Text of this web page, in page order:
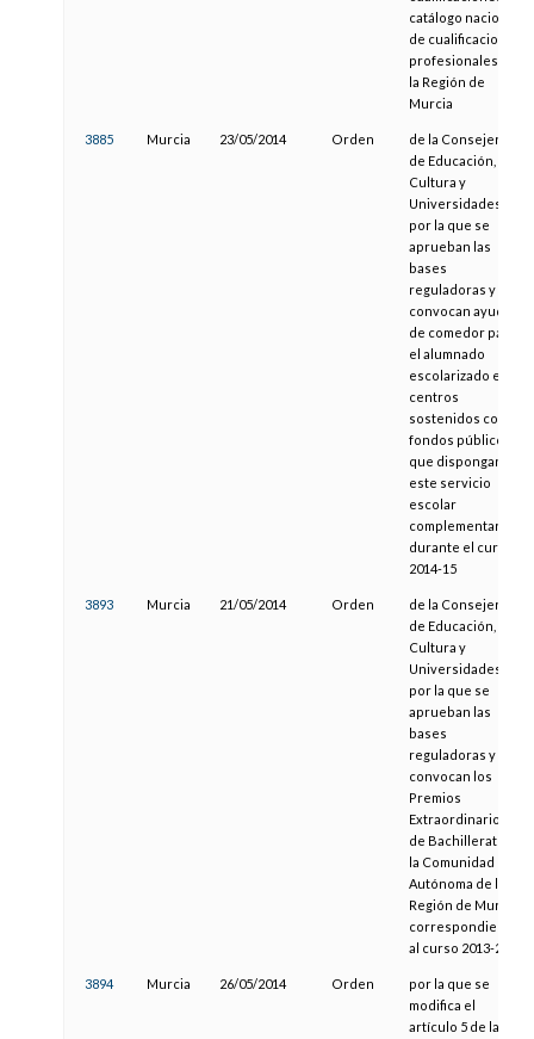
catálogo nacional
de cualificaciones
profesionales en
la Región de
Murcia
3885 Murcia 23/05/2014 Orden
de la Consejería
de Educación,
Cultura y
Universidades,
por la que se
aprueban las
bases
reguladoras y se
convocan ayudas
de comedor para
el alumnado
escolarizado en
centros
sostenidos con
fondos públicos
que dispongan de
este servicio
escolar
complementario
durante el curso
2014-15
3893 Murcia 21/05/2014 Orden
de la Consejería
de Educación,
Cultura y
Universidades,
por la que se
aprueban las
bases
reguladoras y se
convocan los
Premios
Extraordinarios
de Bachillerato en
la Comunidad
Autónoma de la
Región de Murcia,
correspondientes
al curso 2013-2014
3894 Murcia 26/05/2014 Orden
por la que se
modifica el
artículo 5 de la